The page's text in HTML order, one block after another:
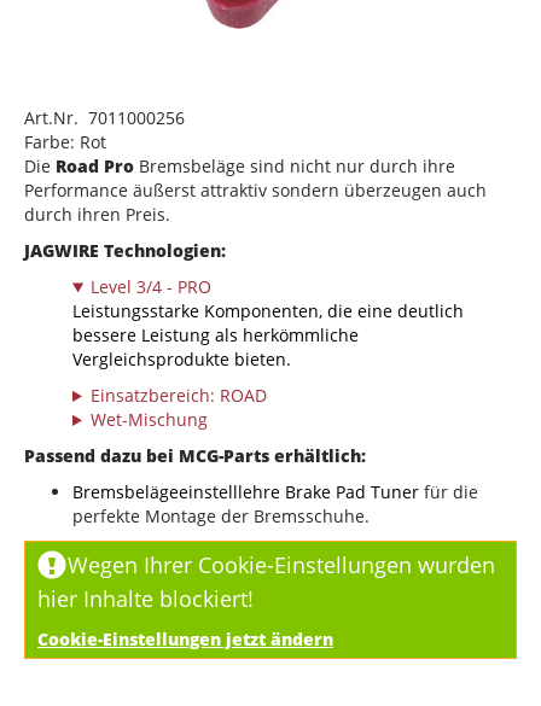
Art.Nr. 7011000256
Farbe: Rot
Die Road Pro Bremsbeläge sind nicht nur durch ihre
Performance äußerst attraktiv sondern überzeugen auch
durch ihren Preis.
JAGWIRE Technologien:
Level 3/4 - PRO
Leistungsstarke Komponenten, die eine deutlich
bessere Leistung als herkömmliche
Vergleichsprodukte bieten.
Einsatzbereich: ROAD
Wet-Mischung
Passend dazu bei MCG-Parts erhältlich:
Bremsbelägeeinstelllehre Brake Pad Tuner für die
perfekte Montage der Bremsschuhe.
Wegen Ihrer Cookie-Einstellungen wurden
hier Inhalte blockiert!
Cookie-Einstellungen jetzt ändern